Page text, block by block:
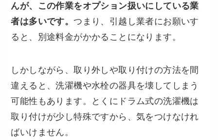
んが、この作業をオプション扱いにしている業
者は多いです。つまり、引越し業者にお願いす
ると、別途料金がかかることになります。
しかしながら、取り外しや取り付けの方法を間
違えると、洗濯機や水栓の器具を壊してしまう
可能性もあります。とくにドラム式の洗濯機は
取り付けが少し特殊ですから、気をつけなけれ
ばいけません。